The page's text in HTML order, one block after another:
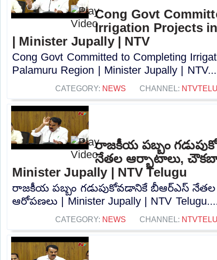
Cong Govt
Irrigation Projects
| Minister Jupally | NTV
Cong Govt Committed to Completing
Palamuru Region | Minister Jupally |
CATEGORY: NEWS CHANNEL:
రాజకీయ పబ్బం
నేతల ఆర్భాటాలు,
Minister Jupally | NTV Telugu
రాజకీయ పబ్బం గడుపుకోవడానికే బీఆర్ఎస్
ఆరోపణలు | Minister Jupally | NTV
CATEGORY: NEWS CHANNEL: